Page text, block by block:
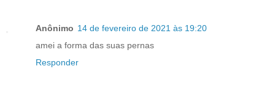
Anônimo 14 de fevereiro de 2021 às 19:20
amei a forma das suas pernas
Responder